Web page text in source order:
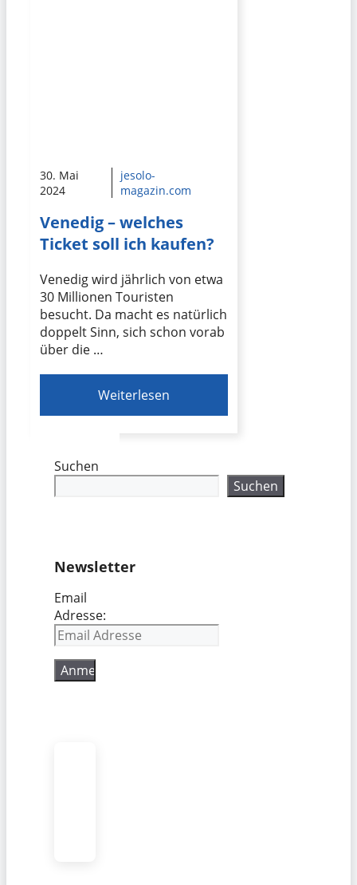
30. Mai
2024
jesolo-
magazin.com
Venedig – welches
Ticket soll ich kaufen?
Venedig wird jährlich von etwa
30 Millionen Touristen
besucht. Da macht es natürlich
doppelt Sinn, sich schon vorab
über die …
Weiterlesen
Suchen
Suchen
Newsletter
Email
Adresse: